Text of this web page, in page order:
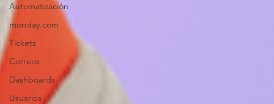
Automatización
monday.com
Tickets
Correos
Dashboards
Usuarios